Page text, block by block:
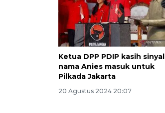
Ketua DPP PDIP kasih sinyal
nama Anies masuk untuk
Pilkada Jakarta
20 Agustus 2024 20:07